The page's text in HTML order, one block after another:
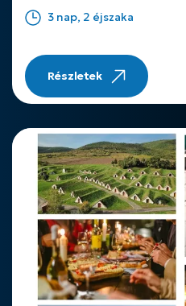
3 nap, 2 éjszaka
Részletek